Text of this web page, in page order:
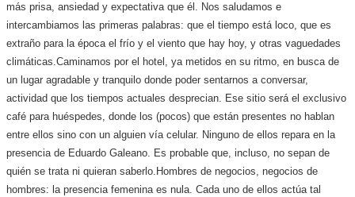
más prisa, ansiedad y expectativa que él. Nos saludamos e
intercambiamos las primeras palabras: que el tiempo está loco, que es
extraño para la época el frío y el viento que hay hoy, y otras vaguedades
climáticas.Caminamos por el hotel, ya metidos en su ritmo, en busca de
un lugar agradable y tranquilo donde poder sentarnos a conversar,
actividad que los tiempos actuales desprecian. Ese sitio será el exclusivo
café para huéspedes, donde los (pocos) que están presentes no hablan
entre ellos sino con un alguien vía celular. Ninguno de ellos repara en la
presencia de Eduardo Galeano. Es probable que, incluso, no sepan de
quién se trata ni quieran saberlo. Hombres de negocios, negocios de
hombres: la presencia femenina es nula. Cada uno de ellos actúa tal